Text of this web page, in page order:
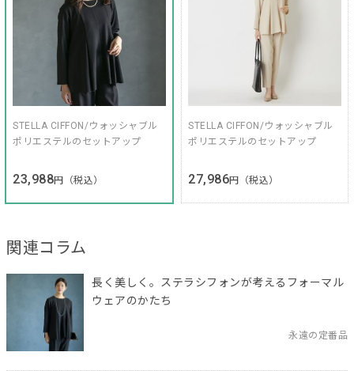
STELLA CIFFON/ウォッシャブル
ポリエステルのセットアップ
23,988円（税込）
STELLA CIFFON/ウォッシャブル
ポリエステルのセットアップ
27,986円（税込）
関連コラム
長く美しく。ステラシフォンが考えるフォーマル
ウェアのかたち
永遠の定番品